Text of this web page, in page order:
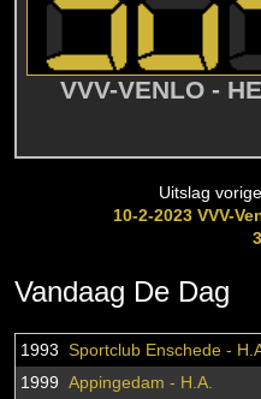
VVV-VENLO -
Uitslag
10-2-2023 VVV-
Vandaag De Dag
1993 Sportclub Enschede -
1999 Appingedam - H.A.